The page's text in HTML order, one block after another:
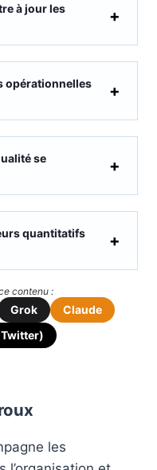
à jour les
opérationnelles
se
quantitatifs
Résumer ou partager ce contenu :
Grok
Claude
les